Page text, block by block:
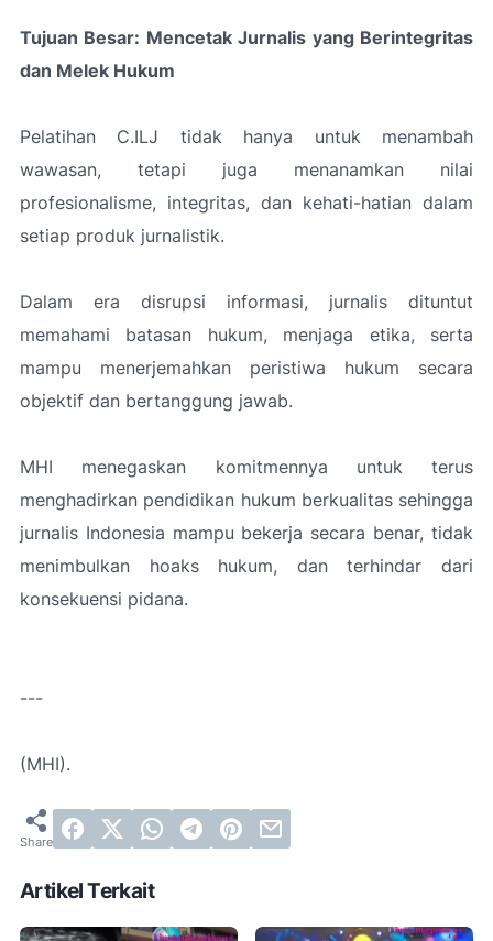
Tujuan Besar: Mencetak Jurnalis yang Berintegritas
dan Melek Hukum
Pelatihan C.ILJ tidak hanya untuk menambah
wawasan, tetapi juga menanamkan nilai
profesionalisme, integritas, dan kehati-hatian dalam
setiap produk jurnalistik.
Dalam era disrupsi informasi, jurnalis dituntut
memahami batasan hukum, menjaga etika, serta
mampu menerjemahkan peristiwa hukum secara
objektif dan bertanggung jawab.
MHI menegaskan komitmennya untuk terus
menghadirkan pendidikan hukum berkualitas sehingga
jurnalis Indonesia mampu bekerja secara benar, tidak
menimbulkan hoaks hukum, dan terhindar dari
konsekuensi pidana.
---
(MHI).
Artikel Terkait